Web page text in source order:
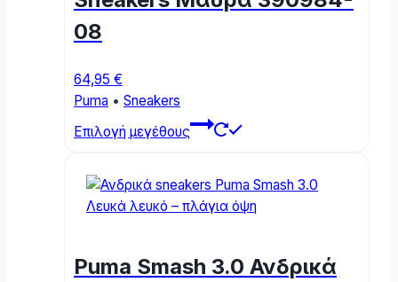
08
64,95 €
Puma • Sneakers
Επιλογή μεγέθους
This
multiple
variants.
may
Puma Smash 3.0 Ανδρικά